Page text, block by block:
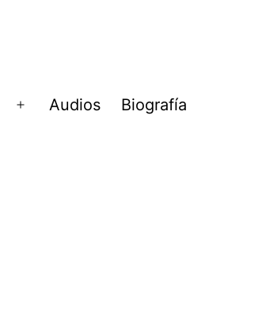
Abrir
Audios Biografía